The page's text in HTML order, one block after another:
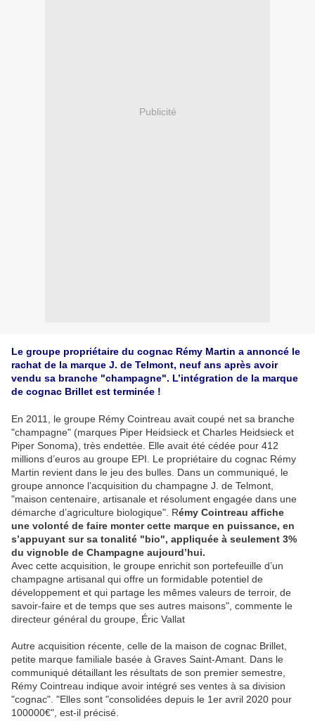
Publicité
Le groupe propriétaire du cognac Rémy Martin a annoncé le
rachat de la marque J. de Telmont, neuf ans après avoir
vendu sa branche "champagne". L’intégration de la marque
de cognac Brillet est terminée !
En 2011, le groupe Rémy Cointreau avait coupé net sa branche
"champagne" (marques Piper Heidsieck et Charles Heidsieck et
Piper Sonoma), très endettée. Elle avait été cédée pour 412
millions d’euros au groupe EPI. Le propriétaire du cognac Rémy
Martin revient dans le jeu des bulles. Dans un communiqué, le
groupe annonce l’acquisition du champagne J. de Telmont,
"maison centenaire, artisanale et résolument engagée dans une
démarche d’agriculture biologique". Rémy Cointreau affiche
une volonté de faire monter cette marque en puissance, en
s’appuyant sur sa tonalité "bio", appliquée à seulement 3%
du vignoble de Champagne aujourd’hui.
Avec cette acquisition, le groupe enrichit son portefeuille d’un
champagne artisanal qui offre un formidable potentiel de
développement et qui partage les mêmes valeurs de terroir, de
savoir-faire et de temps que ses autres maisons", commente le
directeur général du groupe, Éric Vallat
Autre acquisition récente, celle de la maison de cognac Brillet,
petite marque familiale basée à Graves Saint-Amant. Dans le
communiqué détaillant les résultats de son premier semestre,
Rémy Cointreau indique avoir intégré ses ventes à sa division
"cognac". "Elles sont "consolidées depuis le 1er avril 2020 pour
100000€", est-il précisé.